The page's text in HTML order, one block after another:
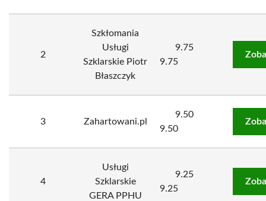
2
Szkłomania
Usługi
Szklarskie Piotr
Błaszczyk
9.75
9.75
3 Zahartowani.pl
9.50
9.50
4
Usługi
Szklarskie
GERA PPHU
9.25
9.25